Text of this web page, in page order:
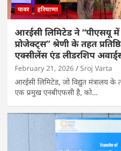
पावर हरियाणा
आरईसी लिमिटेड ने “पीएसयू में
प्रोजेक्ट्स” श्रेणी के तहत
एक्सीलेंस एंड लीडरशिप
February 21, 2026 Sroj Varta
आरईसी लिमिटेड, जो विद्युत मंत्रालय
एक प्रमुख एनबीएफसी है, को…